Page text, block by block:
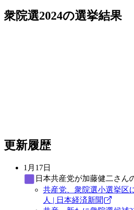
衆院選2024の選挙結果
更新履歴
1月17日
日本共産党が加藤健二さん
共産党、衆院選小選挙区
人 | 日本経済新聞